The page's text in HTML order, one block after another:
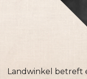
Landwinkel betreft